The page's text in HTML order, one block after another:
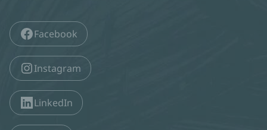
Facebook
Instagram
LinkedIn